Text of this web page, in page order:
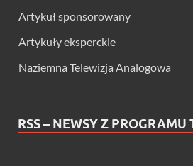
Artykuł sponsorowany
Artykuły eksperckie
Naziemna Telewizja Analogowa
RSS – NEWSY Z PROGRAMU